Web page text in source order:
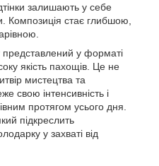
залишають у себе
Композиція стає глибшою,
у форматі
якість пахощів. Це не
мистецтва та
свою інтенсивність і
протягом усього дня.
підкреслить
у захваті від